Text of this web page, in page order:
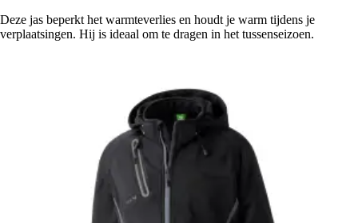
Deze jas beperkt het warmteverlies en houdt je warm tijdens je
verplaatsingen. Hij is ideaal om te dragen in het tussenseizoen.